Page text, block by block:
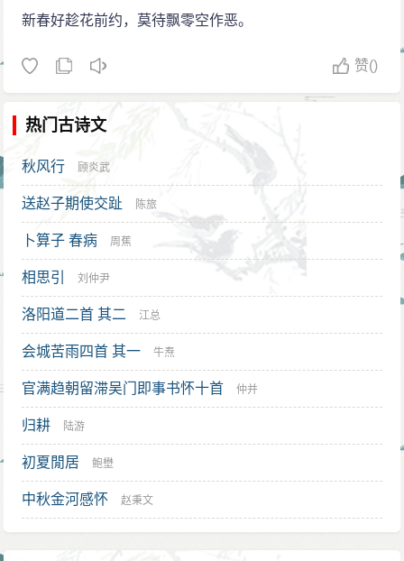
新春好趁花前约，莫待飘零空作恶。
赞()
热门古诗文
秋风行 顾炎武
送赵子期使交趾 陈旅
卜算子 春病 周蕉
相思引 刘仲尹
洛阳道二首 其二 江总
会城苦雨四首 其一 牛焘
官满趋朝留滞吴门即事书怀十首 仲并
归耕 陆游
初夏閒居 鲍壄
中秋金河感怀 赵秉文